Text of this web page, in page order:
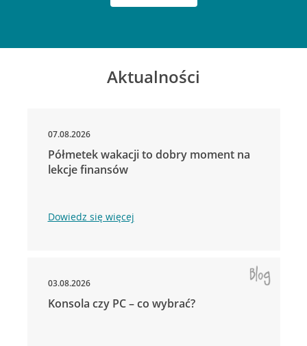
Aktualności
07.08.2026
Półmetek wakacji to dobry moment na
lekcje finansów
Dowiedz się więcej
03.08.2026
Konsola czy PC – co wybrać?